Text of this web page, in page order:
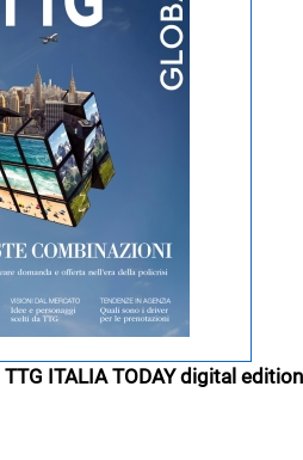
TTG ITALIA TODAY digital edition